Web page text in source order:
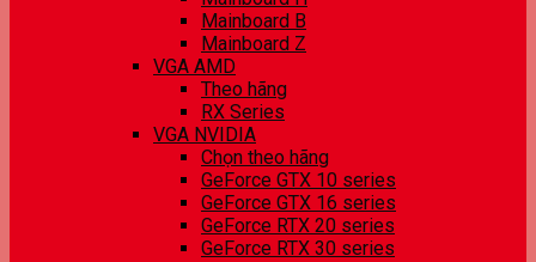
Mainboard B
Mainboard Z
VGA AMD
Theo hãng
RX Series
VGA NVIDIA
Chọn theo hãng
GeForce GTX 10 series
GeForce GTX 16 series
GeForce RTX 20 series
GeForce RTX 30 series